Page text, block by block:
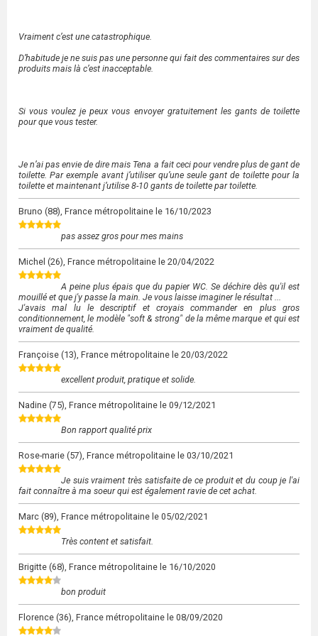
Vraiment c’est une catastrophique.
D’habitude je ne suis pas une personne qui fait des commentaires sur des
produits mais là c’est inacceptable.
Si vous voulez je peux vous envoyer gratuitement les gants de toilette
pour que vous tester.
Je n’ai pas envie de dire mais Tena a fait ceci pour vendre plus de gant de
toilette. Par exemple avant j’utiliser qu’une seule gant de toilette pour la
toilette et maintenant j’utilise 8-10 gants de toilette par toilette.
Bruno (88), France métropolitaine le 16/10/2023
pas assez gros pour mes mains
Michel (26), France métropolitaine le 20/04/2022
A peine plus épais que du papier WC. Se déchire dès qu'il est
mouillé et que j'y passe la main. Je vous laisse imaginer le résultat ...
J'avais mal lu le descriptif et croyais commander en plus gros
conditionnement, le modèle "soft & strong" de la même marque et qui est
vraiment de qualité.
Françoise (13), France métropolitaine le 20/03/2022
excellent produit, pratique et solide.
Nadine (75), France métropolitaine le 09/12/2021
Bon rapport qualité prix
Rose-marie (57), France métropolitaine le 03/10/2021
Je suis vraiment très satisfaite de ce produit et du coup je l'ai
fait connaître à ma soeur qui est également ravie de cet achat.
Marc (89), France métropolitaine le 05/02/2021
Très content et satisfait.
Brigitte (68), France métropolitaine le 16/10/2020
bon produit
Florence (36), France métropolitaine le 08/09/2020